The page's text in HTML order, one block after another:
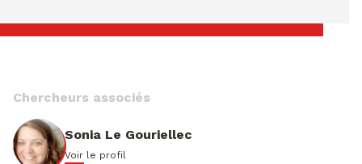
Chercheurs associés
Sonia Le Gouriellec
Voir le profil